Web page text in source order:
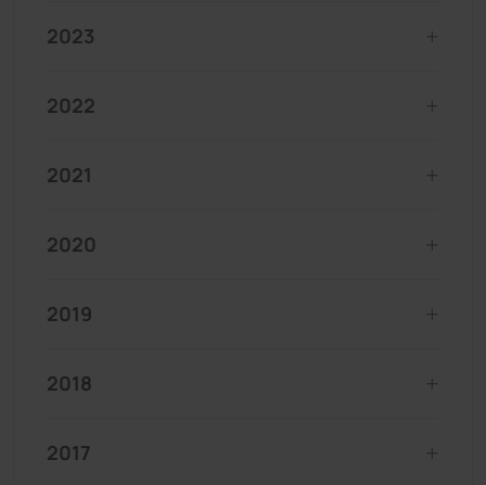
2023
2022
2021
2020
2019
2018
2017